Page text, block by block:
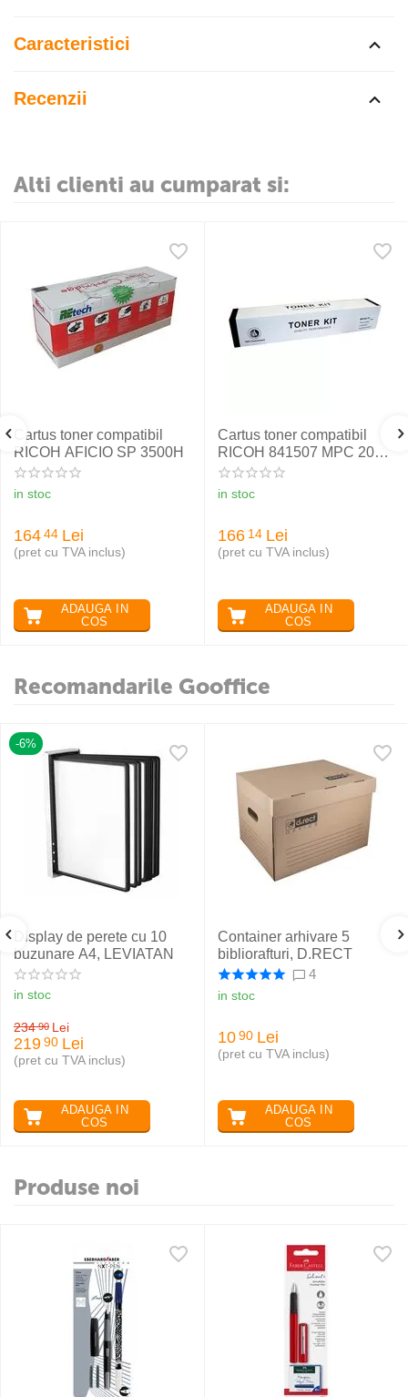
Caracteristici
Recenzii
Alti clienti au cumparat si:
Cartus toner compatibil
RICOH AFICIO SP 3500H
in stoc
164 44 Lei
(pret cu TVA inclus)
ADAUGA IN
COS
Cartus toner compatibil
RICOH 841507 MPC 2031
YELLOW
in stoc
166 14 Lei
(pret cu TVA inclus)
ADAUGA IN
COS
Recomandarile Gooffice
-6%
Display de perete cu 10
buzunare A4, LEVIATAN
in stoc
234 90 Lei
219 90 Lei
(pret cu TVA inclus)
ADAUGA IN
COS
Container arhivare 5
bibliorafturi, D.RECT
4
in stoc
10 90 Lei
(pret cu TVA inclus)
ADAUGA IN
COS
Produse noi